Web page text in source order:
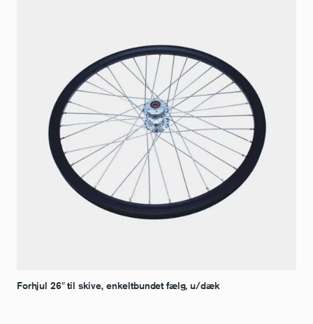
Forhjul 26″ til skive, enkeltbundet fælg, u/dæk